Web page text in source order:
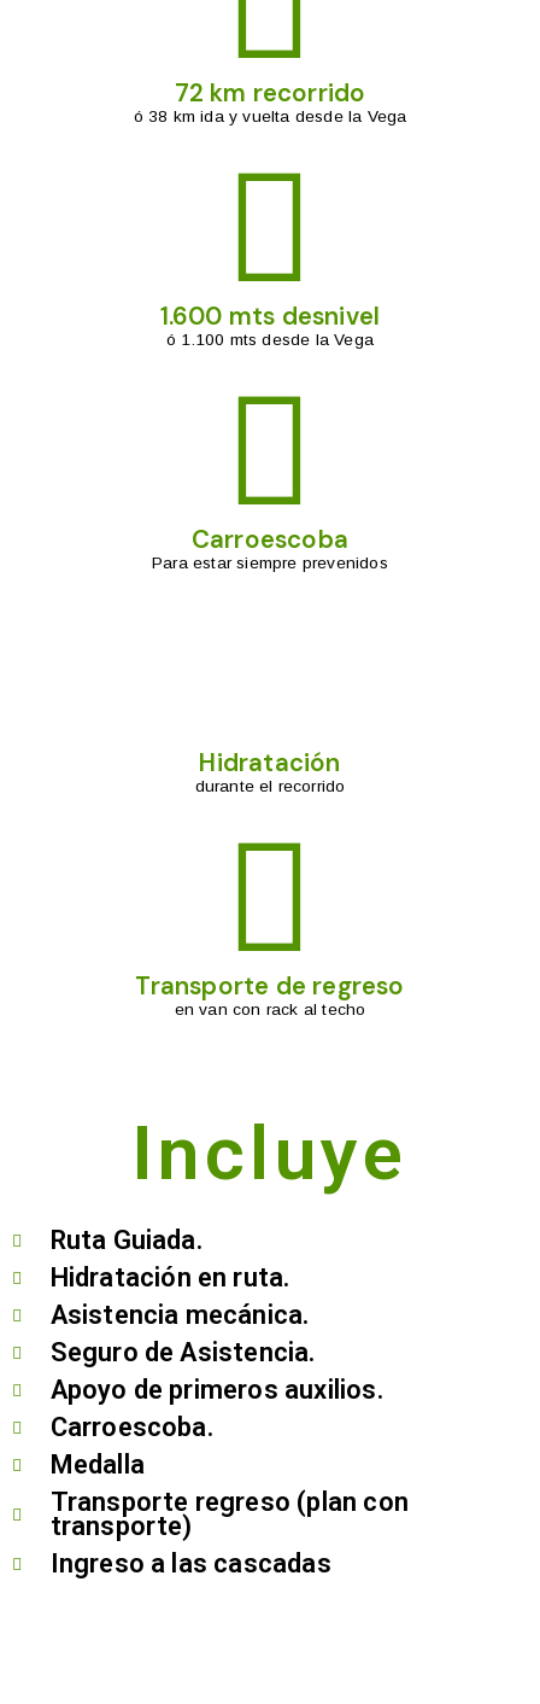
72 km recorrido
ó 38 km ida y vuelta desde la Vega
1.600 mts desnivel
ó 1.100 mts desde la Vega
Carroescoba
Para estar siempre prevenidos
Hidratación
durante el recorrido
Transporte de regreso
en van con rack al techo
Incluye
Ruta Guiada.
Hidratación en ruta.
Asistencia mecánica.
Seguro de Asistencia.
Apoyo de primeros auxilios.
Carroescoba.
Medalla
Transporte regreso (plan con
transporte)
Ingreso a las cascadas